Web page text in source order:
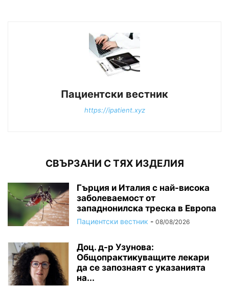
Пациентски вестник
https://ipatient.xyz
СВЪРЗАНИ С ТЯХ ИЗДЕЛИЯ
Гърция и Италия с най-висока
заболеваемост от
западнонилска треска в Европа
Пациентски вестник - 08/08/2026
Доц. д-р Узунова:
Общопрактикуващите лекари
да се запознаят с указанията
на...